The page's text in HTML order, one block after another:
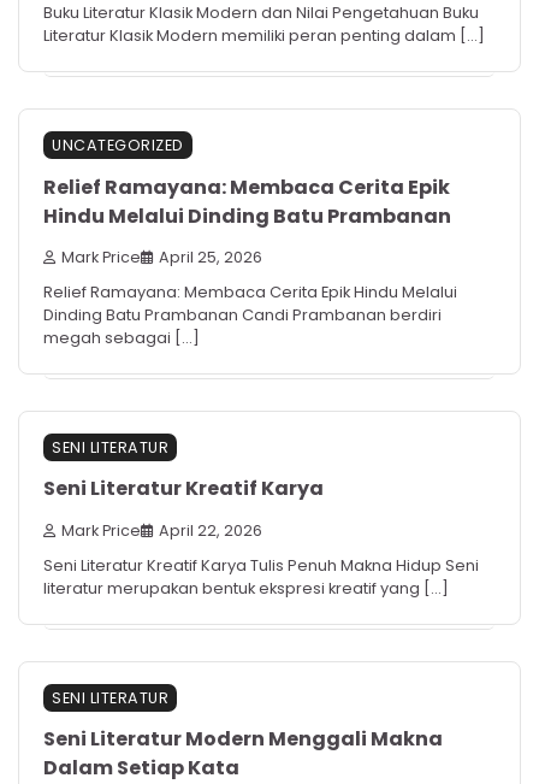
Buku Literatur Klasik Modern dan Nilai Pengetahuan Buku
Literatur Klasik Modern memiliki peran penting dalam […]
UNCATEGORIZED
Relief Ramayana: Membaca Cerita Epik
Hindu Melalui Dinding Batu Prambanan
Mark Price April 25, 2026
Relief Ramayana: Membaca Cerita Epik Hindu Melalui
Dinding Batu Prambanan Candi Prambanan berdiri
megah sebagai […]
SENI LITERATUR
Seni Literatur Kreatif Karya
Mark Price April 22, 2026
Seni Literatur Kreatif Karya Tulis Penuh Makna Hidup Seni
literatur merupakan bentuk ekspresi kreatif yang […]
SENI LITERATUR
Seni Literatur Modern Menggali Makna
Dalam Setiap Kata